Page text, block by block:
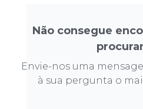
Não consegue
Envie-nos uma
à sua pergunta o